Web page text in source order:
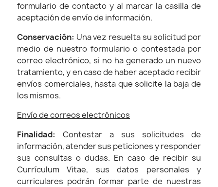
formulario de contacto y al marcar la casilla de
aceptación de envío de información.
Conservación: Una vez resuelta su solicitud por
medio de nuestro formulario o contestada por
correo electrónico, si no ha generado un nuevo
tratamiento, y en caso de haber aceptado recibir
envíos comerciales, hasta que solicite la baja de
los mismos.
Envío de correos electrónicos
Finalidad: Contestar a sus solicitudes de
información, atender sus peticiones y responder
sus consultas o dudas. En caso de recibir su
Currículum Vitae, sus datos personales y
curriculares podrán formar parte de nuestras